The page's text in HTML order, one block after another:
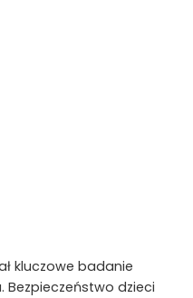
kluczowe badanie
dzieci